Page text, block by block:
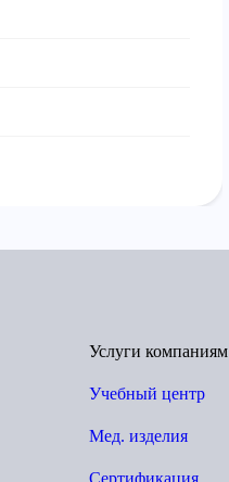
Услуги компаниям
Учебный центр
Мед. изделия
Сертификация